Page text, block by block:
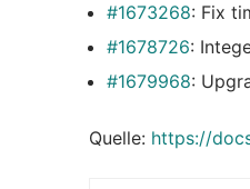
#1673268: Fix
#1678726:
#1679968:
Quelle: https://